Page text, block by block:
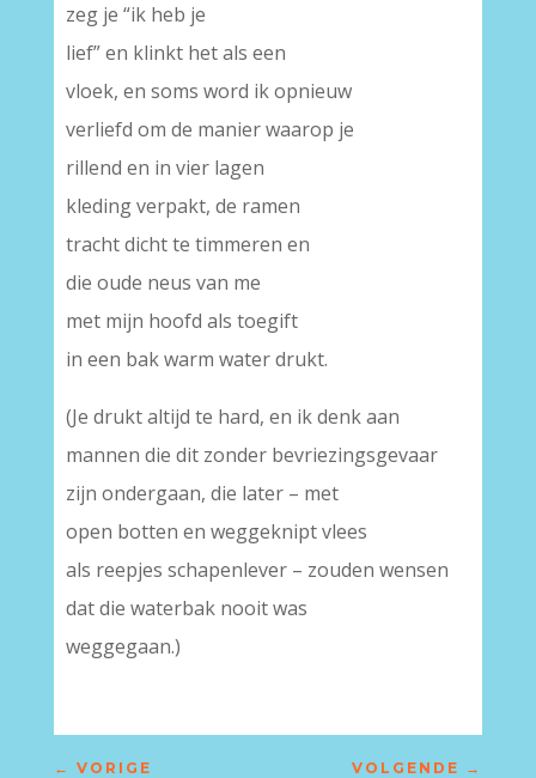
zeg je “ik heb je
lief” en klinkt het als een
vloek, en soms word ik opnieuw
verliefd om de manier waarop je
rillend en in vier lagen
kleding verpakt, de ramen
tracht dicht te timmeren en
die oude neus van me
met mijn hoofd als toegift
in een bak warm water drukt.
(Je drukt altijd te hard, en ik denk aan
mannen die dit zonder bevriezingsgevaar
zijn ondergaan, die later – met
open botten en weggeknipt vlees
als reepjes schapenlever – zouden wensen
dat die waterbak nooit was
weggegaan.)
← VORIGE VOLGENDE →